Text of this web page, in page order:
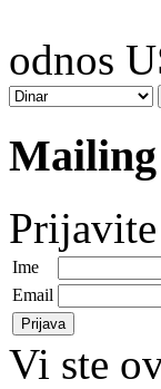
odnos
Ime
Email
Vi ste